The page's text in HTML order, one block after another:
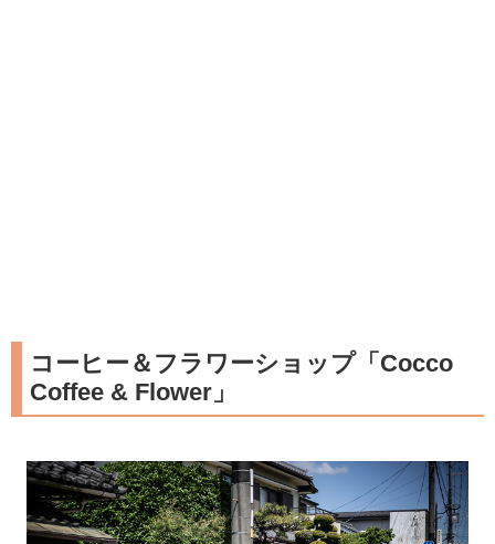
コーヒー＆フラワーショップ「Cocco
Coffee & Flower」